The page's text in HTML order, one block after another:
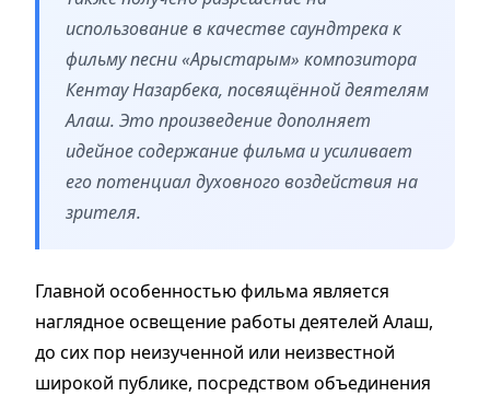
использование в качестве саундтрека к
фильму песни «Арыстарым» композитора
Кентау Назарбека, посвящённой деятелям
Алаш. Это произведение дополняет
идейное содержание фильма и усиливает
его потенциал духовного воздействия на
зрителя.
Главной особенностью фильма является
наглядное освещение работы деятелей Алаш,
до сих пор неизученной или неизвестной
широкой публике, посредством объединения